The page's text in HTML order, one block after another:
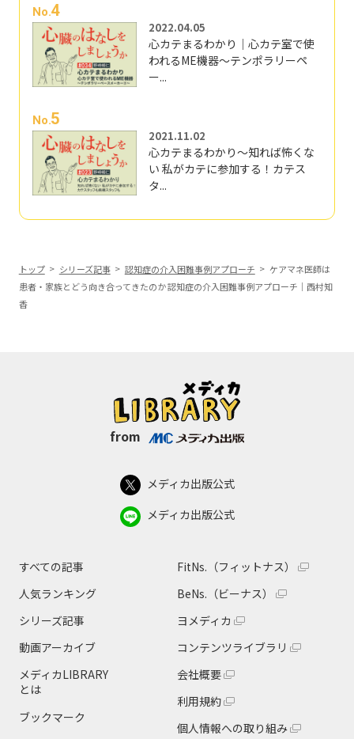
No.4
2022.04.05
心カテまるわかり｜心カテ室で使
われるME機器～テンポラリーペ
ー...
No.5
2021.11.02
心カテまるわかり～知れば怖くな
い 私がカテに参加する！カテス
タ...
トップ シリーズ記事 認知症の介入困難事例アプローチ
ケアマネ医師は
患者・家族とどう向き合ってきたのか 認知症の介入困難事例アプローチ｜西村知
香
from
メディカ出版公式
メディカ出版公式
すべての記事
人気ランキング
シリーズ記事
動画アーカイブ
メディカLIBRARY
とは
ブックマーク
FitNs.（フィットナス）
BeNs.（ビーナス）
ヨメディカ
コンテンツライブラリ
会社概要
利用規約
個人情報への取り組み